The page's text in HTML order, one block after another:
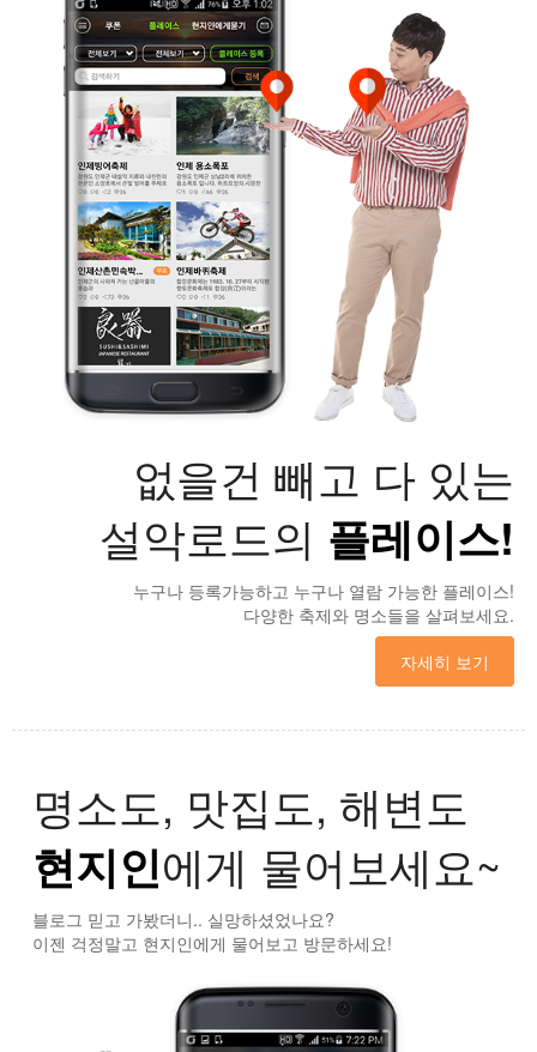
없을건 빼고 다 있는
설악로드의 플레이스!
누구나 등록가능하고 누구나 열람 가능한 플레이스!
다양한 축제와 명소들을 살펴보세요.
자세히 보기
명소도, 맛집도, 해변도
현지인에게 물어보세요~
블로그 믿고 가봤더니.. 실망하셨었나요?
이젠 걱정말고 현지인에게 물어보고 방문하세요!